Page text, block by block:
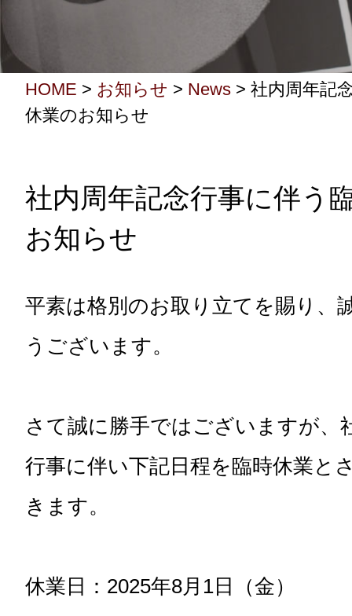
HOME > お知らせ > News > 社内周年記
休業のお知らせ
社内周年記念行事に伴う
お知らせ
平素は格別のお取り立てを賜り、
うございます。
さて誠に勝手ではございますが、
行事に伴い下記日程を臨時休業と
きます。
休業日：2025年8月1日（金）